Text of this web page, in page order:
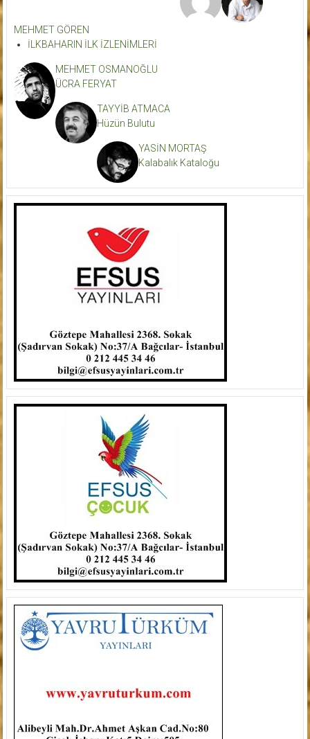
MEHMET GÖREN
İLKBAHARIN İLK İZLENİMLERİ
MEHMET OSMANOĞLU
ÜCRA FERYAT
TAYYİB ATMACA
Hüzün Bulutu
YASİN MORTAŞ
Kalabalık Kataloğu